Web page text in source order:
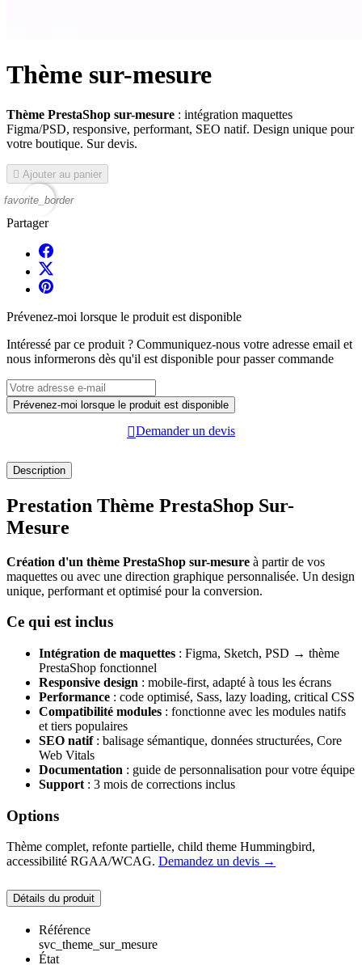
Thème sur-mesure
Thème PrestaShop sur-mesure : intégration maquettes
Figma/PSD, responsive, performant, SEO natif. Design unique pour
votre boutique. Sur devis.
 Ajouter au panier
favorite_border
Partager
Prévenez-moi lorsque le produit est disponible
Intéressé par ce produit ? Communiquez-nous votre adresse email et
nous informerons dès qu'il est disponible pour passer commande
Prévenez-moi lorsque le produit est disponible
Demander un devis
Description
Prestation Thème PrestaShop Sur-
Mesure
Création d'un thème PrestaShop sur-mesure à partir de vos
maquettes ou avec une direction graphique personnalisée. Un design
unique, performant et optimisé pour la conversion.
Ce qui est inclus
Intégration de maquettes : Figma, Sketch, PSD → thème
PrestaShop fonctionnel
Responsive design : mobile-first, adapté à tous les écrans
Performance : code optimisé, Sass, lazy loading, critical CSS
Compatibilité modules : fonctionne avec les modules natifs
et tiers populaires
SEO natif: balisage sémantique, données structurées, Core
Web Vitals
Documentation : guide de personnalisation pour votre équipe
Support : 3 mois de corrections inclus
Options
Thème complet, refonte partielle, child theme Hummingbird,
accessibilité RGAA/WCAG. Demandez un devis →
Détails du produit
Référence
svc_theme_sur_mesure
État